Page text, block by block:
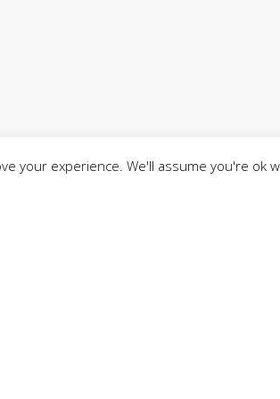
your experience. We'll assume you're ok